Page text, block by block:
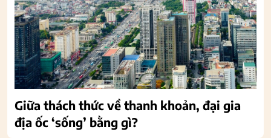
Giữa thách thức về thanh khoản, đại gia
địa ốc ‘sống’ bằng gì?